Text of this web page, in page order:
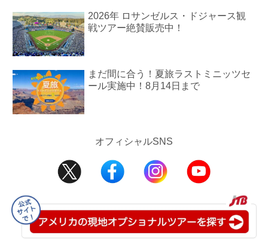
2026年 ロサンゼルス・ドジャース観
戦ツアー絶賛販売中！
まだ間に合う！夏旅ラストミニッツセ
ール実施中！8月14日まで
オフィシャルSNS